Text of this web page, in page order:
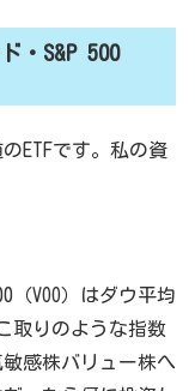
・S&P 500
のETFです。私の資
（VOO）はダウ平均
こ取りのような指数
感株バリュー株へ